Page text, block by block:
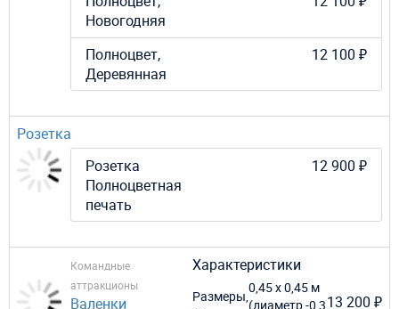
Новогодняя
Полноцвет,
Деревянная
12 100 ₽
Розетка
Розетка
Полноцветная
печать
12 900 ₽
Командные
аттракционы
Валенки
Характеристики
Размеры,
0,45 х 0,45 м
(диаметр -0,313 200 ₽